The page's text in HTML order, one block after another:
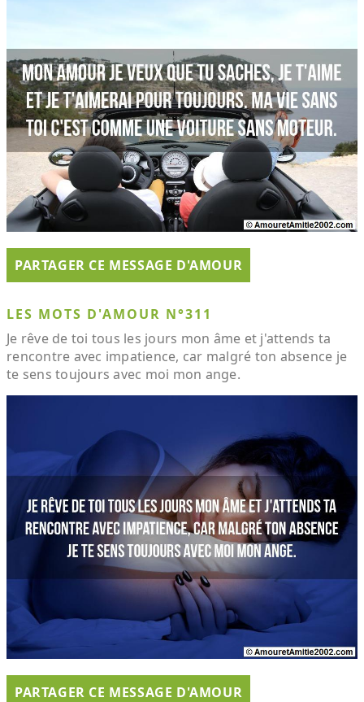
PARTAGER CE MESSAGE D'AMOUR
LES MOTS D'AMOUR N°311
Je rêve de toi tous les jours mon âme et j'attends ta
rencontre avec impatience, car malgré ton absence je
te sens toujours avec moi mon ange.
PARTAGER CE MESSAGE D'AMOUR